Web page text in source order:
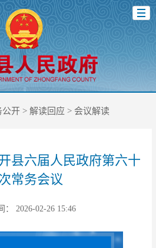
公开> 解读回应 > 会议解读
县六届人民政府第六十
常务会议
： 2026-02-26 15:46